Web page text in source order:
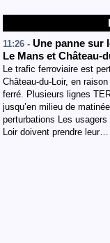
11:26 - Une panne sur
Le Mans et Château-
Le trafic ferroviaire est
Château-du-Loir, en
ferré. Plusieurs lignes
jusqu’en milieu de
perturbations Les
Loir doivent prendre leur…